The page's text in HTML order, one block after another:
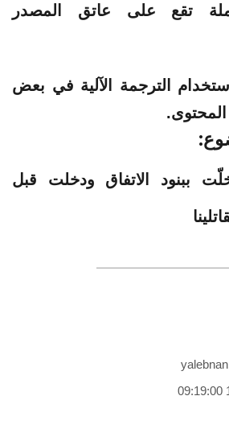
تقع على عاتق المصدر
الترجمة الآلية في بعض
المحتوى.